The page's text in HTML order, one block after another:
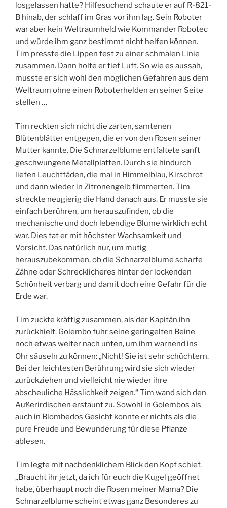
losgelassen hatte? Hilfesuchend schaute er auf R-821-
B hinab, der schlaff im Gras vor ihm lag. Sein Roboter
war aber kein Weltraumheld wie Kommander Robotec
und würde ihm ganz bestimmt nicht helfen können.
Tim presste die Lippen fest zu einer schmalen Linie
zusammen. Dann holte er tief Luft. So wie es aussah,
musste er sich wohl den möglichen Gefahren aus dem
Weltraum ohne einen Roboterhelden an seiner Seite
stellen …
Tim reckten sich nicht die zarten, samtenen
Blütenblätter entgegen, die er von den Rosen seiner
Mutter kannte. Die Schnarzelblume entfaltete sanft
geschwungene Metallplatten. Durch sie hindurch
liefen Leuchtfäden, die mal in Himmelblau, Kirschrot
und dann wieder in Zitronengelb flimmerten. Tim
streckte neugierig die Hand danach aus. Er musste sie
einfach berühren, um herauszufinden, ob die
mechanische und doch lebendige Blume wirklich echt
war. Dies tat er mit höchster Wachsamkeit und
Vorsicht. Das natürlich nur, um mutig
herauszubekommen, ob die Schnarzelblume scharfe
Zähne oder Schrecklicheres hinter der lockenden
Schönheit verbarg und damit doch eine Gefahr für die
Erde war.
Tim zuckte kräftig zusammen, als der Kapitän ihn
zurückhielt. Golembo fuhr seine geringelten Beine
noch etwas weiter nach unten, um ihm warnend ins
Ohr säuseln zu können: „Nicht! Sie ist sehr schüchtern.
Bei der leichtesten Berührung wird sie sich wieder
zurückziehen und vielleicht nie wieder ihre
abscheuliche Hässlichkeit zeigen.“ Tim wand sich den
Außerirdischen erstaunt zu. Sowohl in Golembos als
auch in Blombedos Gesicht konnte er nichts als die
pure Freude und Bewunderung für diese Pflanze
ablesen.
Tim legte mit nachdenklichem Blick den Kopf schief.
„Braucht ihr jetzt, da ich für euch die Kugel geöffnet
habe, überhaupt noch die Rosen meiner Mama? Die
Schnarzelblume scheint etwas ganz Besonderes zu